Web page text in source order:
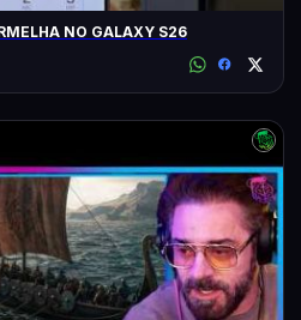
NO GALAXY S26